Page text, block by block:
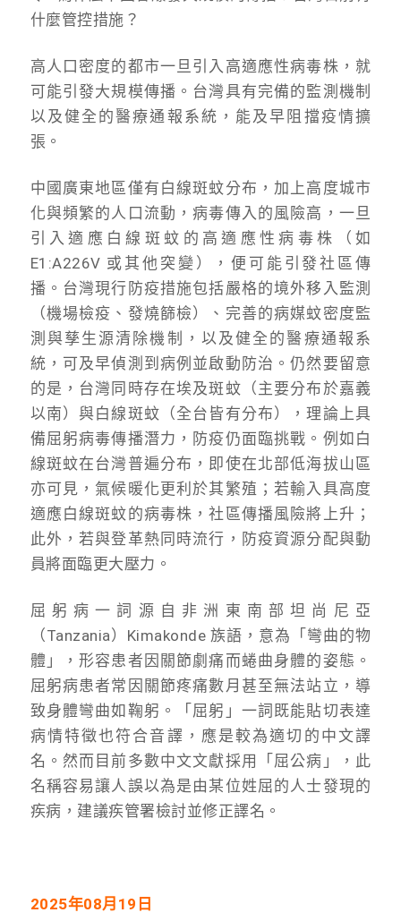
什麼管控措施？
高人口密度的都市一旦引入高適應性病毒株，就
可能引發大規模傳播。台灣具有完備的監測機制
以及健全的醫療通報系統，能及早阻擋疫情擴
張。
中國廣東地區僅有白線斑蚊分布，加上高度城市
化與頻繁的人口流動，病毒傳入的風險高，一旦
引入適應白線斑蚊的高適應性病毒株（如
E1:A226V 或其他突變），便可能引發社區傳
播。台灣現行防疫措施包括嚴格的境外移入監測
（機場檢疫、發燒篩檢）、完善的病媒蚊密度監
測與孳生源清除機制，以及健全的醫療通報系
統，可及早偵測到病例並啟動防治。仍然要留意
的是，台灣同時存在埃及斑蚊（主要分布於嘉義
以南）與白線斑蚊（全台皆有分布），理論上具
備屈躬病毒傳播潛力，防疫仍面臨挑戰。例如白
線斑蚊在台灣普遍分布，即使在北部低海拔山區
亦可見，氣候暖化更利於其繁殖；若輸入具高度
適應白線斑蚊的病毒株，社區傳播風險將上升；
此外，若與登革熱同時流行，防疫資源分配與動
員將面臨更大壓力。
屈躬病一詞源自非洲東南部坦尚尼亞
（Tanzania）Kimakonde 族語，意為「彎曲的物
體」，形容患者因關節劇痛而蜷曲身體的姿態。
屈躬病患者常因關節疼痛數月甚至無法站立，導
致身體彎曲如鞠躬。「屈躬」一詞既能貼切表達
病情特徵也符合音譯，應是較為適切的中文譯
名。然而目前多數中文文獻採用「屈公病」，此
名稱容易讓人誤以為是由某位姓屈的人士發現的
疾病，建議疾管署檢討並修正譯名。
2025年08月19日